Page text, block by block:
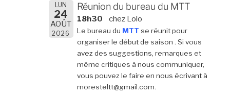
LUN
24
AOÛT
2026
Réunion du bureau du MTT
18h30 chez Lolo
Le bureau du MTT se réunit pour
organiser le début de saison . Si vous
avez des suggestions, remarques et
même critiques à nous communiquer,
vous pouvez le faire en nous écrivant à
moresteltt@gmail.com.